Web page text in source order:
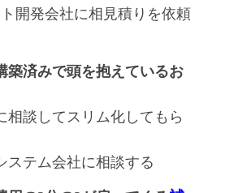
ト開発会社に相見積りを依頼
築済みで頭を抱えているお
相談してスリム化してもら
ステム会社に相談する